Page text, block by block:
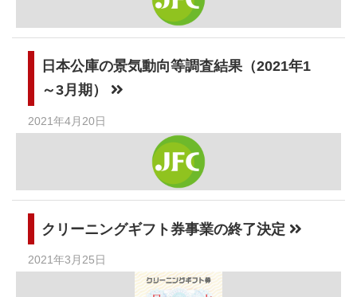
日本公庫の景気動向等調査結果（2021年1
～3月期）
2021年4月20日
クリーニングギフト券事業の終了決定
2021年3月25日